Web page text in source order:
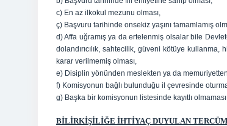
c) En az ilkokul mezunu olması,
ç) Başvuru tarihinde onsekiz yaşını tamamlamış
d) Affa uğramış ya da ertelenmiş olsalar bile
dolandırıcılık, sahtecilik, güveni kötüye kullanma,
karar verilmemiş olması,
e) Disiplin yönünden meslekten ya da memuriyetten
f) Komisyonun bağlı bulunduğu il çevresinde
g) Başka bir komisyonun listesinde kayıtlı
BİLİRKİŞİLİĞE İHTİYAÇ DUYULAN